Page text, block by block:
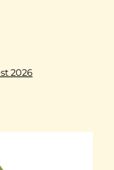
2026